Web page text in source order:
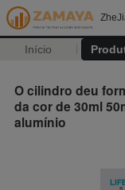
Início
O cilindro deu
da cor de 30ml
alumínio